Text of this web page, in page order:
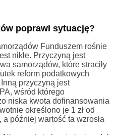
poprawi sytuację?
Funduszem rośnie
nikłe. Przyczyną jest
samorządów, które straciły
reform podatkowych
przyczyną jest
wśród którego
niska kwota dofinansowania
określono je 1 zł od
później wartość ta wzrosła